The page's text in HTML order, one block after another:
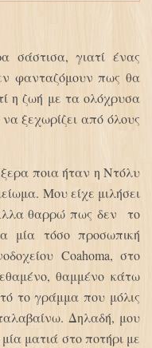
σάστισα, γιατί ένας
φανταζόμουν πως θα
η ζωή με τα ολόχρυσα
ξεχωρίζει από όλους
ποια ήταν η Ντόλυ
Μου είχε μιλήσει
θαρρώ πως δεν το
μία τόσο προσωπική
Coahoma, στο
θαμμένο κάτω
το γράμμα που μόλις
Δηλαδή, μου
ματιά στο ποτήρι με